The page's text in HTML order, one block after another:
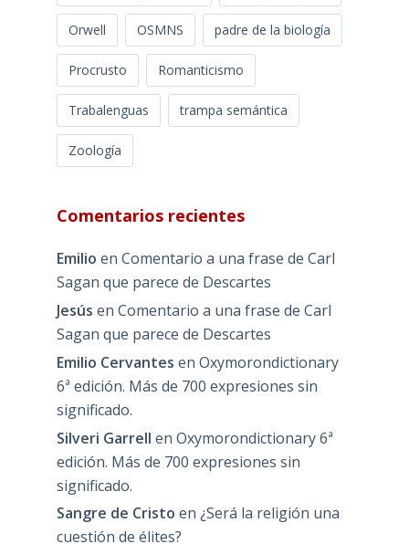
Orwell OSMNS padre de la biología
Procrusto Romanticismo
Trabalenguas trampa semántica
Zoología
Comentarios recientes
Emilio en Comentario a una frase de Carl
Sagan que parece de Descartes
Jesús en Comentario a una frase de Carl
Sagan que parece de Descartes
Emilio Cervantes en Oxymorondictionary
6ª edición. Más de 700 expresiones sin
significado.
Silveri Garrell en Oxymorondictionary 6ª
edición. Más de 700 expresiones sin
significado.
Sangre de Cristo en ¿Será la religión una
cuestión de élites?